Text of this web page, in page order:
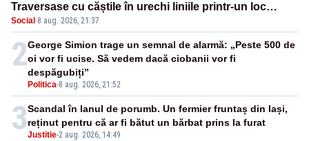
Traversase cu căștile în urechi liniile printr-un loc
nepermis
Social ·8 aug. 2026, 21:37
2
Politica-8 aug. 2026, 21:52
George Simion trage un semnal de alarmă: „Peste 500 de
oi vor fi ucise. Să vedem dacă ciobanii vor fi
despăgubiți”
3Justitie-2 aug. 2026, 14:49
Scandal în lanul de porumb. Un fermier fruntaș din Iași,
reținut pentru că ar fi bătut un bărbat prins la furat